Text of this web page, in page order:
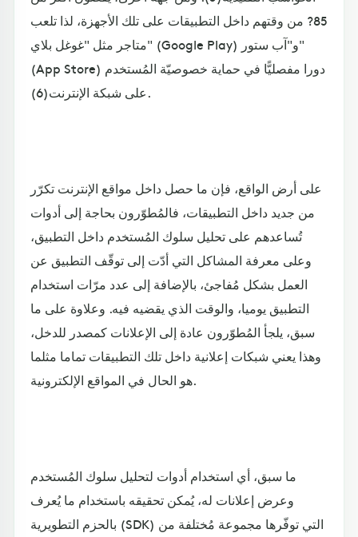
85? من وقتهم داخل التطبيقات على تلك الأجهزة، لذا تلعب
متاجر مثل "غوغل بلاي" (Google Play) و"آب ستور"
(App Store) دورا مفصليًّا في حماية خصوصيّة المُستخدم
على شبكة الإنترنت(6).
على أرض الواقع، فإن ما حصل داخل مواقع الإنترنت تكرّر
من جديد داخل التطبيقات، فالمُطوّرون بحاجة إلى أدوات
تُساعدهم على تحليل سلوك المُستخدم داخل التطبيق،
وعلى معرفة المشاكل التي أدّت إلى توقّف التطبيق عن
العمل بشكل مُفاجئ، بالإضافة إلى عدد مرّات استخدام
التطبيق يوميا، والوقت الذي يقضيه فيه. وعلاوة على ما
سبق، يلجأ المُطوّرون عادة إلى الإعلانات كمصدر للدخل،
وهذا يعني شبكات إعلانية داخل تلك التطبيقات تماما مثلما
هو الحال في المواقع الإلكترونية.
ما سبق، أي استخدام أدوات لتحليل سلوك المُستخدم
وعرض إعلانات له، يُمكن تحقيقه باستخدام ما يُعرف
بالحزم التطويرية (SDK) التي توفّرها مجموعة مُختلفة من